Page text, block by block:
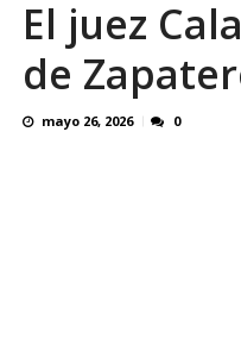
El juez
de
mayo 26, 2026 0